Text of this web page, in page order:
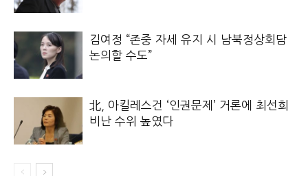
김여정 “존중 자세 유지 시 남북정상회담
논의할 수도”
北, 아킬레스건 ‘인권문제’ 거론에 최선희
비난 수위 높였다